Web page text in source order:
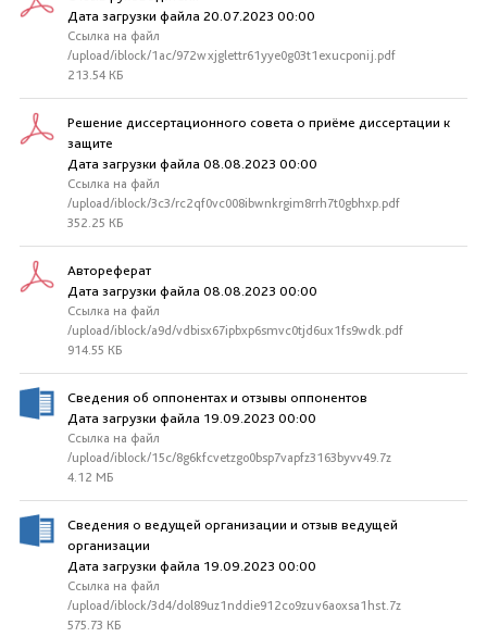
Дата загрузки файла 20.07.2023 00:00
Ссылка на файл
/upload/iblock/1ac/972wxjglettr61yye0g03t1exucponij.pdf
213.54 КБ
Решение диссертационного совета о приёме диссертации к
защите
Дата загрузки файла 08.08.2023 00:00
Ссылка на файл
/upload/iblock/3c3/rc2qf0vc008ibwnkrgim8rrh7t0gbhxp.pdf
352.25 КБ
Автореферат
Дата загрузки файла 08.08.2023 00:00
Ссылка на файл
/upload/iblock/a9d/vdbisx67ipbxp6smvc0tjd6ux1fs9wdk.pdf
914.55 КБ
Сведения об оппонентах и отзывы оппонентов
Дата загрузки файла 19.09.2023 00:00
Ссылка на файл
/upload/iblock/15c/8g6kfcvetzgo0bsp7vapfz3163byvv49.7z
4.12 МБ
Сведения о ведущей организации и отзыв ведущей
организации
Дата загрузки файла 19.09.2023 00:00
Ссылка на файл
/upload/iblock/3d4/dol89uz1nddie912co9zuv6aoxsa1hst.7z
575.73 КБ